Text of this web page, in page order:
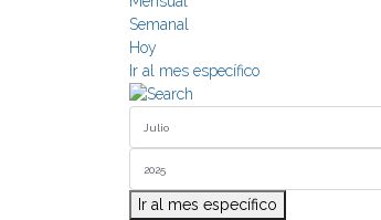
Semanal
Hoy
Ir al mes específico
Ir al mes específico